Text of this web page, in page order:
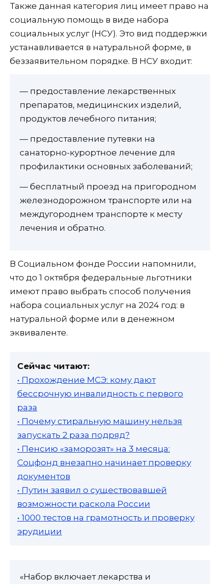
Также данная категория лиц имеет право на
социальную помощь в виде набора
социальных услуг (НСУ). Это вид поддержки
устанавливается в натуральной форме, в
беззаявительном порядке. В НСУ входит:
— предоставление лекарственных
препаратов, медицинских изделий,
продуктов лечебного питания;
— предоставление путевки на
санаторно-курортное лечение для
профилактики основных заболеваний;
— бесплатный проезд на пригородном
железнодорожном транспорте или на
междугороднем транспорте к месту
лечения и обратно.
В Социальном фонде России напомнили,
что до 1 октября федеральные льготники
имеют право выбрать способ получения
набора социальных услуг на 2024 год: в
натуральной форме или в денежном
эквиваленте.
Сейчас читают:
• Прохождение МСЭ: кому дают
бессрочную инвалидность с первого
раза
• Почему стиральную машину нельзя
запускать 2 раза подряд?
• Пенсию «заморозят» на 3 месяца:
Соцфонд внезапно начинает проверку
документов
• Путин заявил о существовавшей
возможности раскола России
• 1000 тестов на грамотность и проверку
эрудиции
«Набор включает лекарства и